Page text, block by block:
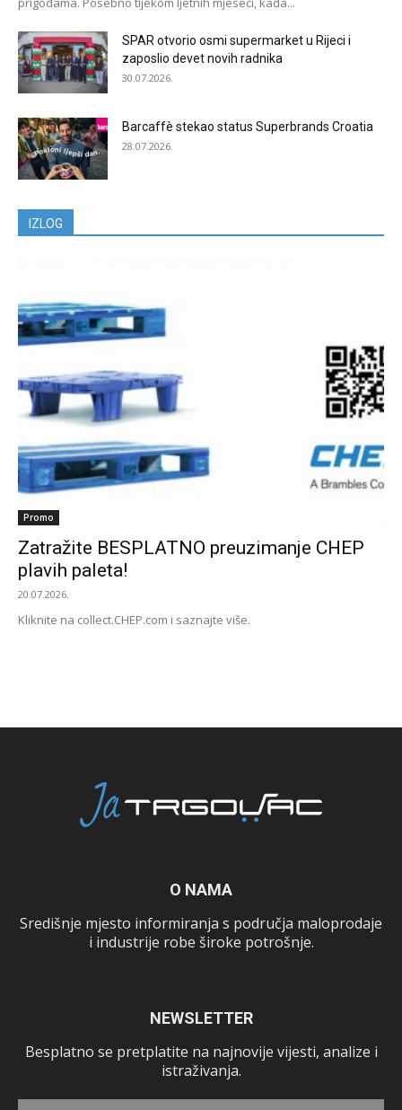
SPAR otvorio osmi supermarket u Rijeci i
zaposlio devet novih radnika
30.07.2026.
Barcaffè stekao status Superbrands Croatia
28.07.2026.
IZLOG
Promo
Zatražite BESPLATNO preuzimanje CHEP
plavih paleta!
20.07.2026.
Kliknite na collect.CHEP.com i saznajte više.
O NAMA
Središnje mjesto informiranja s područja maloprodaje
i industrije robe široke potrošnje.
NEWSLETTER
Besplatno se pretplatite na najnovije vijesti, analize i
istraživanja.